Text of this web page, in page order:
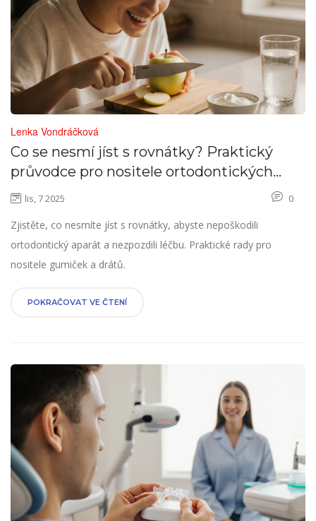
Lenka Vondráčková
Co se nesmí jíst s rovnátky? Praktický
průvodce pro nositele ortodontických
aparátů
lis, 7 2025 0
Zjistěte, co nesmíte jíst s rovnátky, abyste nepoškodili
ortodontický aparát a nezpozdili léčbu. Praktické rady pro
nositele gumiček a drátů.
POKRAČOVAT VE ČTENÍ